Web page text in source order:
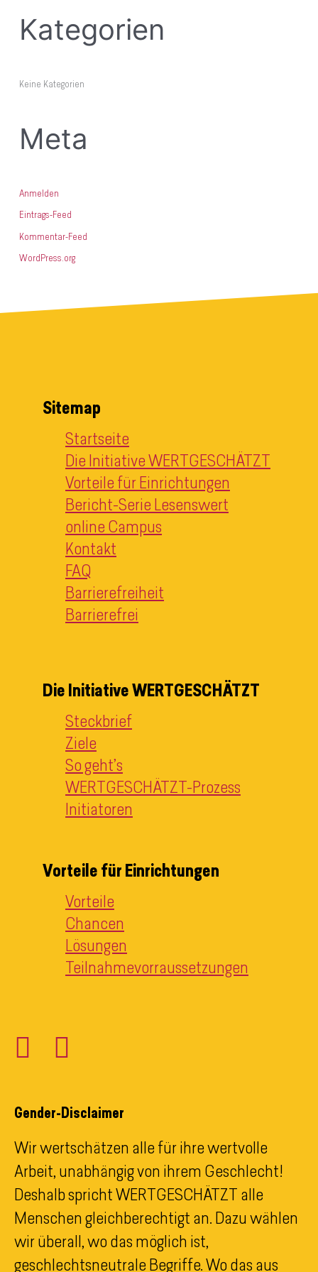
Kategorien
Keine Kategorien
Meta
Anmelden
Eintrags-Feed
Kommentar-Feed
WordPress.org
Sitemap
Startseite
Die Initiative WERTGESCHÄTZT
Vorteile für Einrichtungen
Bericht-Serie Lesenswert
online Campus
Kontakt
FAQ
Barrierefreiheit
Barrierefrei
Die Initiative WERTGESCHÄTZT
Steckbrief
Ziele
So geht’s
WERTGESCHÄTZT-Prozess
Initiatoren
Vorteile für Einrichtungen
Vorteile
Chancen
Lösungen
Teilnahmevorraussetzungen
Gender-Disclaimer​
Wir wertschätzen alle für ihre wertvolle
Arbeit, unabhängig von ihrem Geschlecht!
Deshalb spricht WERTGESCHÄTZT alle
Menschen gleichberechtigt an. Dazu wählen
wir überall, wo das möglich ist,
geschlechtsneutrale Begriffe. Wo das aus